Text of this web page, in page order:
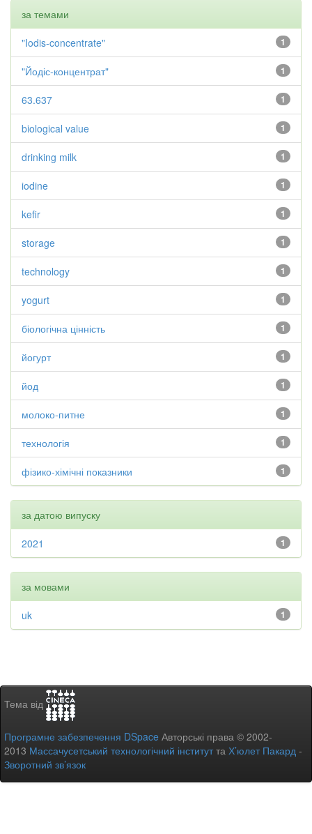
за темами
1
"Iodis-concentrate"
1
"Йодіс-концентрат"
1
63.637
1
biological value
1
drinking milk
1
iodine
1
kefir
1
storage
1
technology
1
yogurt
1
біологічна цінність
1
йогурт
1
йод
1
молоко-питне
1
технологія
1
фізико-хімічні показники
за датою випуску
1
2021
за мовами
1
uk
Тема від
Програмне забезпечення DSpace Авторські права © 2002-
2013 Массачусетський технологічний інститутта Х’юлет Пакард -
Зворотний зв’язок